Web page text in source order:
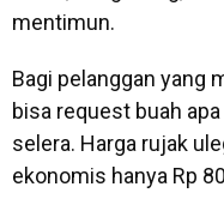
mentimun.
Bagi pelanggan yang
bisa request buah
selera. Harga rujak
ekonomis hanya Rp